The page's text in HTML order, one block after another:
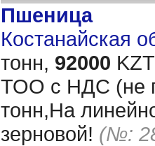
Пшеница
Костанайская
тонн, 92000
ТОО с НДС (не
тонн,На
зерновой! (№: